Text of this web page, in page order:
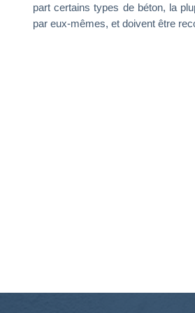
part certains types de béton, la
par eux-mêmes, et doivent être